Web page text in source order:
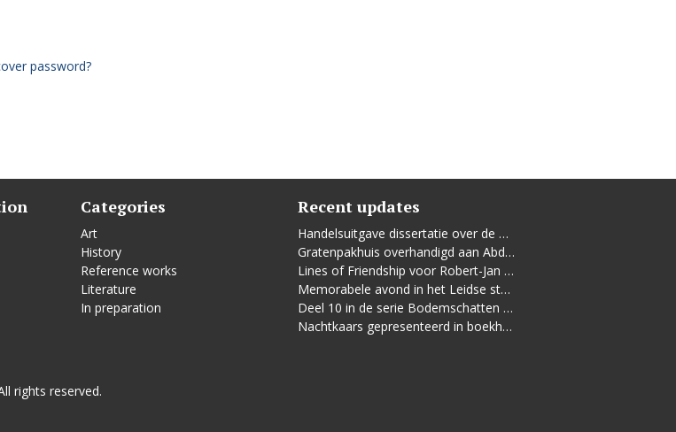
password?
Categories
Art
History
Reference works
Literature
In preparation
Recent updates
Handelsuitgave dissertatie over de Leidse vrouwenbeweging
Gratenpakhuis overhandigd aan Abdelhaq Jermoumi
Lines of Friendship voor Robert-Jan te Rijdt
Memorabele avond in het Leidse stadhuis
Deel 10 in de serie Bodemschatten en Bouwgeheimen verschenen
Nachtkaars gepresenteerd in boekhandel De Kler
rights reserved.